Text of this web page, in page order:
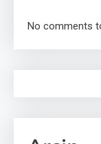
No comments